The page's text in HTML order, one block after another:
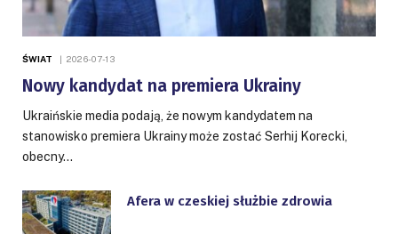
ŚWIAT 2026-07-13
Nowy kandydat na premiera Ukrainy
Ukraińskie media podają, że nowym kandydatem na
stanowisko premiera Ukrainy może zostać Serhij Korecki,
obecny…
Afera w czeskiej służbie zdrowia